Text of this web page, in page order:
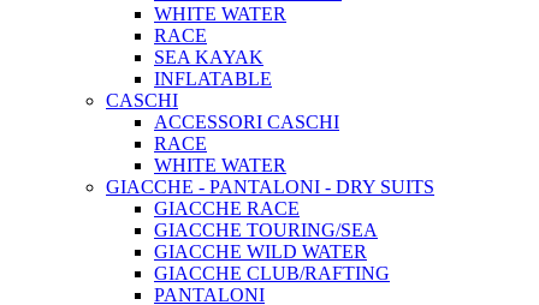
WHITE WATER
RACE
SEA KAYAK
INFLATABLE
CASCHI
ACCESSORI CASCHI
RACE
WHITE WATER
GIACCHE - PANTALONI - DRY SUITS
GIACCHE RACE
GIACCHE TOURING/SEA
GIACCHE WILD WATER
GIACCHE CLUB/RAFTING
PANTALONI